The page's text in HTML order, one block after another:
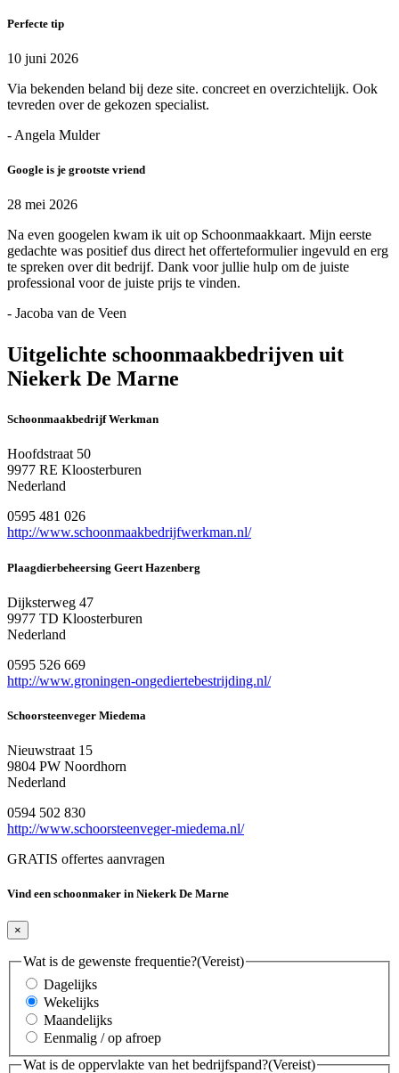
Perfecte tip
10 juni 2026
Via bekenden beland bij deze site. concreet en overzichtelijk. Ook
tevreden over de gekozen specialist.
- Angela Mulder
Google is je grootste vriend
28 mei 2026
Na even googelen kwam ik uit op Schoonmaakkaart. Mijn eerste
gedachte was positief dus direct het offerteformulier ingevuld en erg
te spreken over dit bedrijf. Dank voor jullie hulp om de juiste
professional voor de juiste prijs te vinden.
- Jacoba van de Veen
Uitgelichte schoonmaakbedrijven uit
Niekerk De Marne
Schoonmaakbedrijf Werkman
Hoofdstraat 50
9977 RE Kloosterburen
Nederland
0595 481 026
http://www.schoonmaakbedrijfwerkman.nl/
Plaagdierbeheersing Geert Hazenberg
Dijksterweg 47
9977 TD Kloosterburen
Nederland
0595 526 669
http://www.groningen-ongediertebestrijding.nl/
Schoorsteenveger Miedema
Nieuwstraat 15
9804 PW Noordhorn
Nederland
0594 502 830
http://www.schoorsteenveger-miedema.nl/
GRATIS offertes aanvragen
Vind een schoonmaker in Niekerk De Marne
×
Wat is de gewenste frequentie?(Vereist)
Dagelijks
Wekelijks
Maandelijks
Eenmalig / op afroep
Wat is de oppervlakte van het bedrijfspand?(Vereist)